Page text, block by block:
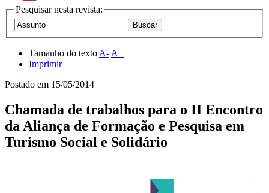
Pesquisar nesta revista:
Tamanho do texto A- A+
Imprimir
Postado em 15/05/2014
Chamada de trabalhos para o II Encontro
da Aliança de Formação e Pesquisa em
Turismo Social e Solidário